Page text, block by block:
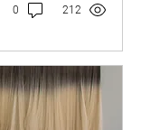
212
0